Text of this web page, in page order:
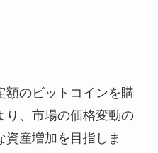
額のビットコインを購
り、市場の価格変動の
産増加を目指しま